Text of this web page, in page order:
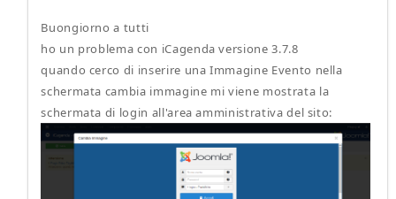
Buongiorno a tutti
ho un problema con iCagenda versione 3.7.8
quando cerco di inserire una Immagine Evento nella
schermata cambia immagine mi viene mostrata la
schermata di login all'area amministrativa del sito: